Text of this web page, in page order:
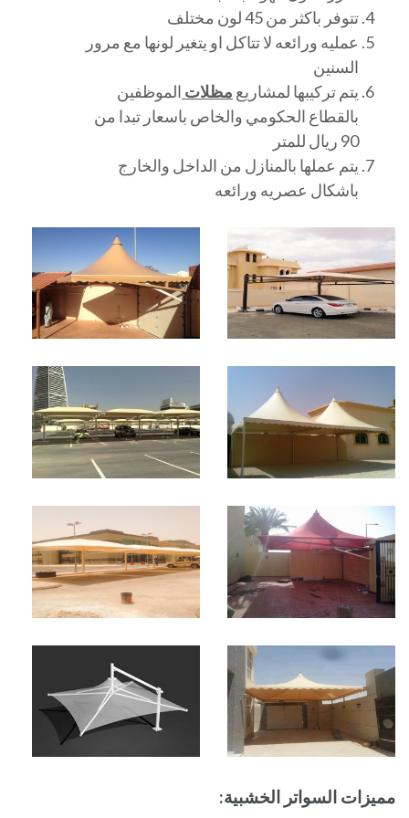
تتوفر باكثر من 45 لون مختلف
عمليه ورائعه لا تتاكل او يتغير لونها مع مرور
السنين
يتم تركيبها لمشاريع مظلات الموظفين
بالقطاع الحكومي والخاص باسعار تبدا من
90 ريال للمتر
يتم عملها بالمنازل من الداخل والخارج
باشكال عصريه ورائعه
مميزات السواتر الخشبية: